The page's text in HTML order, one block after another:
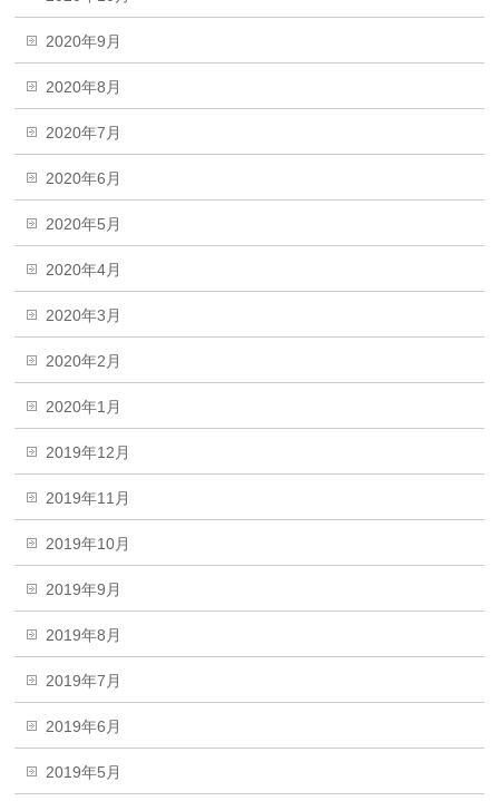
2020年9月
2020年8月
2020年7月
2020年6月
2020年5月
2020年4月
2020年3月
2020年2月
2020年1月
2019年12月
2019年11月
2019年10月
2019年9月
2019年8月
2019年7月
2019年6月
2019年5月